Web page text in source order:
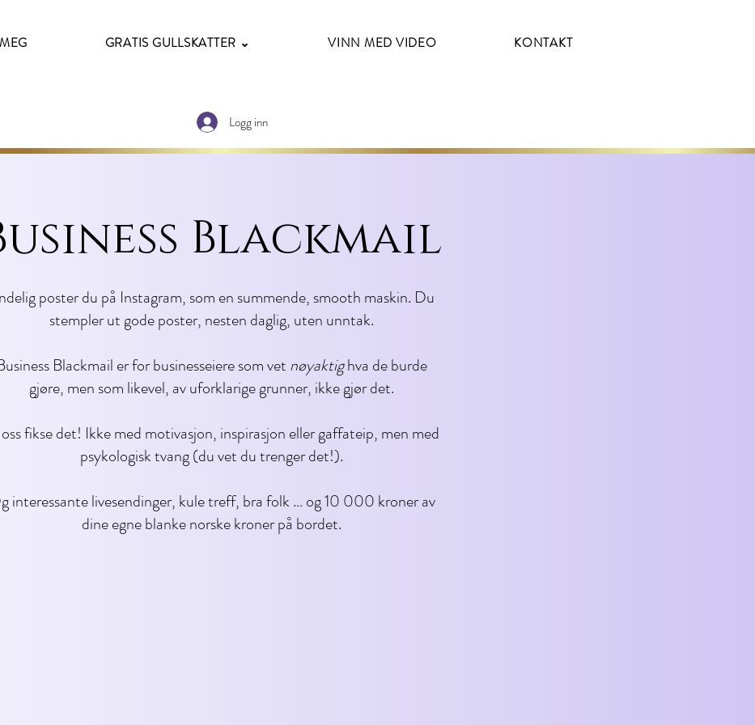
GRATIS GULLSKATTER ⌄ VINN MED VIDEO KONTAKT
Logg inn
Blackmail
poster du på Instagram, som en summende, smooth maskin. Du
stempler ut gode poster, nesten daglig, uten unntak.
Blackmail er for businesseiere som vet nøyaktighva de burde
gjøre, men som likevel, av uforklarige grunner, ikke gjør det.
fikse det! Ikke med motivasjon, inspirasjon eller gaffateip, men med
psykologisk tvang (du vet du trenger det!).
interessante livesendinger, kule treff, bra folk … og 10 000 kroner av
dine egne blanke norske kroner på bordet.